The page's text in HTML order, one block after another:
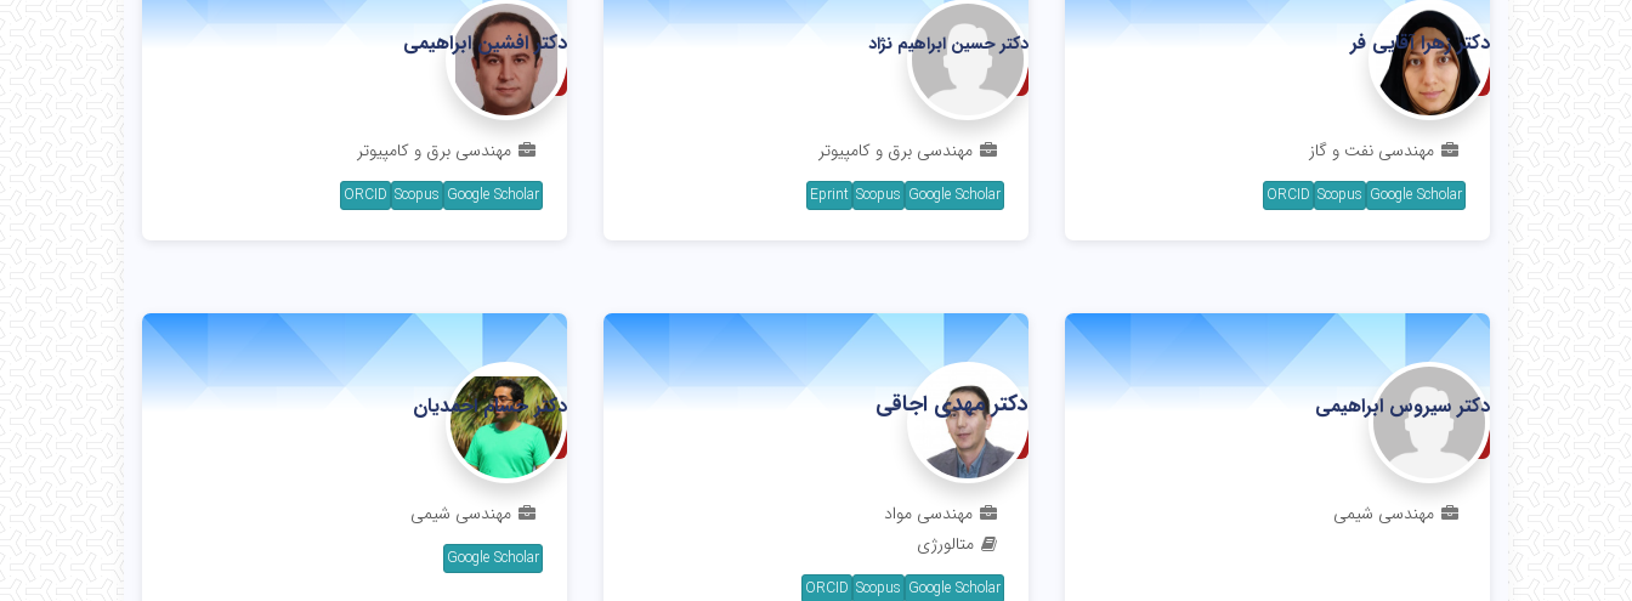
دکتر زهرا آقایی فر
استادیار
مهندسی نفت و گاز
Google Scholar
Scopus
ORCID
دکتر حسین ابراهیم نژاد
استاد
مهندسی برق و کامپیوتر
Google Scholar
Scopus
Eprint
دکتر افشین ابراهیمی
استاد
مهندسی برق و کامپیوتر
Google Scholar
Scopus
ORCID
دکتر سیروس ابراهیمی
استاد
مهندسی شیمی
دکتر مهدی اجاقی
دانشیار
مهندسی مواد
متالورژی
Google Scholar
Scopus
ORCID
دکتر حسام احمدیان
دانشیار
مهندسی شیمی
Google Scholar